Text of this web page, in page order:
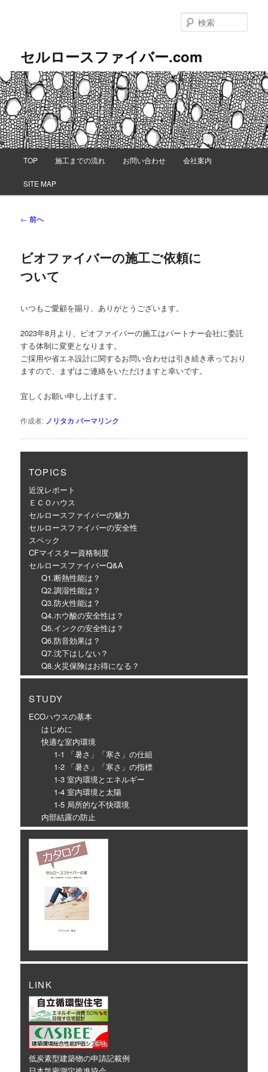
ン
ツ
へ
移
動
セルロースファイバー.com
索
TOP 施工までの流れ お問い合わせ 会社案内
SITE MAP
投
ビ
ゲ
ー
ョ
← 前へ
ビオファイバーの施工ご依頼に
ついて
いつもご愛顧を賜り、ありがとうございます。
2023年8月より、ビオファイバーの施工はパートナー会社に委託
する体制に変更となります。
ご採用や省エネ設計に関するお問い合わせは引き続き承っており
ますので、まずはご連絡をいただけますと幸いです。
宜しくお願い申し上げます。
作成者: ノリタカ パーマリンク
TOPICS
近況レポート
ＥＣＯハウス
セルロースファイバーの魅力
セルロースファイバーの安全性
スペック
CFマイスター資格制度
セルロースファイバーQ&A
Q1.断熱性能は？
Q2.調湿性能は？
Q3.防火性能は？
Q4.ホウ酸の安全性は？
Q5.インクの安全性は？
Q6.防音効果は？
Q7.沈下はしない？
Q8.火災保険はお得になる？
STUDY
ECOハウスの基本
はじめに
快適な室内環境
1-1 「暑さ」「寒さ」の仕組
1-2 「暑さ」「寒さ」の指標
1-3 室内環境とエネルギー
1-4 室内環境と太陽
1-5 局所的な不快環境
内部結露の防止
LINK
低炭素型建築物の申請記載例